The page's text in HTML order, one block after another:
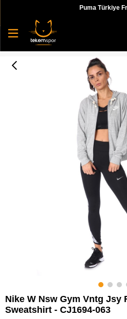
Puma Türkiye
Nike W Nsw Gym Vntg Jsy
Sweatshirt - CJ1694-063